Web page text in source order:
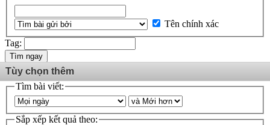
Tên chính xác
Tag:
Tìm ngay
Tùy chọn thêm
Tìm bài viết:
Sắp xếp kết quả theo: